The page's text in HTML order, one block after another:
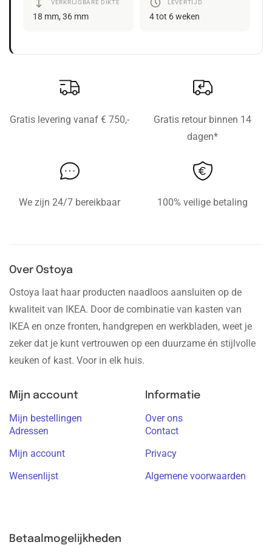
VERKRIJGBARE DIKTE
18 mm,36 mm
LEVERTIJD
4 tot 6 weken
Gratis levering vanaf € 750,-
Gratis retour binnen 14
dagen*
We zijn 24/7 bereikbaar 100% veilige betaling
Over Ostoya
Ostoya laat haar producten naadloos aansluiten op de
kwaliteit van IKEA. Door de combinatie van kasten van
IKEA en onze fronten, handgrepen en werkbladen, weet je
zeker dat je kunt vertrouwen op een duurzame én stijlvolle
keuken of kast. Voor in elk huis.
Mijn account
Mijn bestellingen
Adressen
Mijn account
Wensenlijst
Informatie
Over ons
Contact
Privacy
Algemene voorwaarden
Betaalmogelijkheden